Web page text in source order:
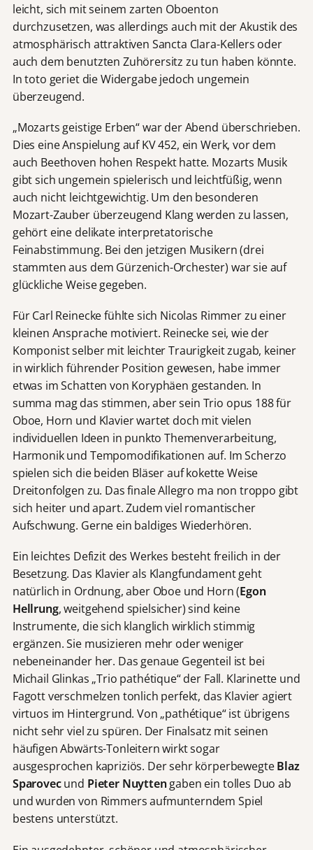
leicht, sich mit seinem zarten Oboenton
durchzusetzen, was allerdings auch mit der Akustik des
atmosphärisch attraktiven Sancta Clara-Kellers oder
auch dem benutzten Zuhörersitz zu tun haben könnte.
In toto geriet die Widergabe jedoch ungemein
überzeugend.
„Mozarts geistige Erben“ war der Abend überschrieben.
Dies eine Anspielung auf KV 452, ein Werk, vor dem
auch Beethoven hohen Respekt hatte. Mozarts Musik
gibt sich ungemein spielerisch und leichtfüßig, wenn
auch nicht leichtgewichtig. Um den besonderen
Mozart-Zauber überzeugend Klang werden zu lassen,
gehört eine delikate interpretatorische
Feinabstimmung. Bei den jetzigen Musikern (drei
stammten aus dem Gürzenich-Orchester) war sie auf
glückliche Weise gegeben.
Für Carl Reinecke fühlte sich Nicolas Rimmer zu einer
kleinen Ansprache motiviert. Reinecke sei, wie der
Komponist selber mit leichter Traurigkeit zugab, keiner
in wirklich führender Position gewesen, habe immer
etwas im Schatten von Koryphäen gestanden. In
summa mag das stimmen, aber sein Trio opus 188 für
Oboe, Horn und Klavier wartet doch mit vielen
individuellen Ideen in punkto Themenverarbeitung,
Harmonik und Tempomodifikationen auf. Im Scherzo
spielen sich die beiden Bläser auf kokette Weise
Dreitonfolgen zu. Das finale Allegro ma non troppo gibt
sich heiter und apart. Zudem viel romantischer
Aufschwung. Gerne ein baldiges Wiederhören.
Ein leichtes Defizit des Werkes besteht freilich in der
Besetzung. Das Klavier als Klangfundament geht
natürlich in Ordnung, aber Oboe und Horn (Egon
Hellrung, weitgehend spielsicher) sind keine
Instrumente, die sich klanglich wirklich stimmig
ergänzen. Sie musizieren mehr oder weniger
nebeneinander her. Das genaue Gegenteil ist bei
Michail Glinkas „Trio pathétique“ der Fall. Klarinette und
Fagott verschmelzen tonlich perfekt, das Klavier agiert
virtuos im Hintergrund. Von „pathétique“ ist übrigens
nicht sehr viel zu spüren. Der Finalsatz mit seinen
häufigen Abwärts-Tonleitern wirkt sogar
ausgesprochen kapriziös. Der sehr körperbewegteBlaz
Sparovecund Pieter Nuyttengaben ein tolles Duo ab
und wurden von Rimmers aufmunterndem Spiel
bestens unterstützt.